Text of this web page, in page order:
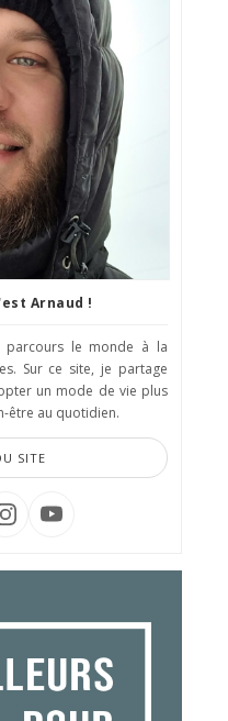
Arnaud !
parcours le monde à la
Sur ce site, je partage
un mode de vie plus
être au quotidien.
SITE